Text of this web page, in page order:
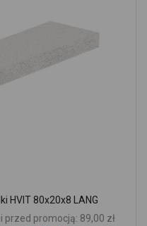
HVIT 80x20x8 LANG
przed promocją: 89,00 zł